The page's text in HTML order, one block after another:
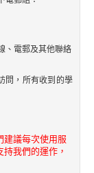
、電郵及其他聯絡
問，所有收到的學
建議每次使用服
我們的運作，